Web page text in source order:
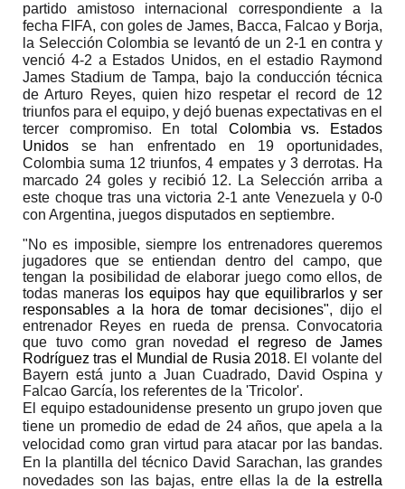
partido amistoso internacional correspondiente a la
fecha FIFA, con goles de James, Bacca, Falcao y Borja,
la Selección Colombia se levantó de un 2-1 en contra y
venció 4-2 a Estados Unidos, en el estadio Raymond
James Stadium de Tampa, bajo la conducción técnica
de Arturo Reyes, quien hizo respetar el record de 12
triunfos para el equipo, y dejó buenas expectativas en el
tercer compromiso. En total Colombia vs. Estados
Unidos se han enfrentado en 19 oportunidades,
Colombia suma 12 triunfos, 4 empates y 3 derrotas. Ha
marcado 24 goles y recibió 12. La Selección arriba a
este choque tras una victoria 2-1 ante Venezuela y 0-0
con Argentina, juegos disputados en septiembre.
"No es imposible, siempre los entrenadores queremos
jugadores que se entiendan dentro del campo, que
tengan la posibilidad de elaborar juego como ellos, de
todas maneras los equipos hay que equilibrarlos y ser
responsables a la hora de tomar decisiones", dijo el
entrenador Reyes en rueda de prensa. Convocatoria
que tuvo como gran novedad el regreso de James
Rodríguez tras el Mundial de Rusia 2018. El volante del
Bayern está junto a Juan Cuadrado, David Ospina y
Falcao García, los referentes de la 'Tricolor'.
El equipo estadounidense presento un grupo joven que
tiene un promedio de edad de 24 años, que apela a la
velocidad como gran virtud para atacar por las bandas.
En la plantilla del técnico David Sarachan, las grandes
novedades son las bajas, entre ellas la de
la estrella